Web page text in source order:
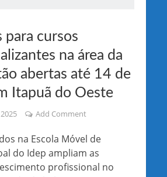
para cursos
na área da
abertas até 14 de
Itapuã do Oeste
Add Comment
na Escola Móvel de
do Idep ampliam as
profissional no